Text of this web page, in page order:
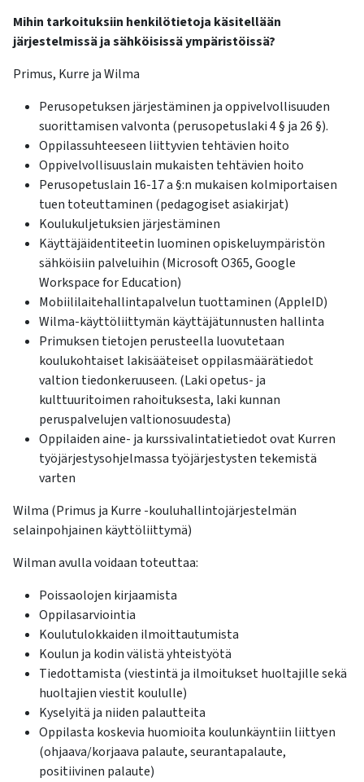
Mihin tarkoituksiin henkilötietoja käsitellään
järjestelmissä ja sähköisissä ympäristöissä?
Primus, Kurre ja Wilma
Perusopetuksen järjestäminen ja oppivelvollisuuden
suorittamisen valvonta (perusopetuslaki 4 § ja 26 §).
Oppilassuhteeseen liittyvien tehtävien hoito
Oppivelvollisuuslain mukaisten tehtävien hoito
Perusopetuslain 16-17 a §:n mukaisen kolmiportaisen
tuen toteuttaminen (pedagogiset asiakirjat)
Koulukuljetuksien järjestäminen
Käyttäjäidentiteetin luominen opiskeluympäristön
sähköisiin palveluihin (Microsoft O365, Google
Workspace for Education)
Mobiililaitehallintapalvelun tuottaminen (AppleID)
Wilma-käyttöliittymän käyttäjätunnusten hallinta
Primuksen tietojen perusteella luovutetaan
koulukohtaiset lakisääteiset oppilasmäärätiedot
valtion tiedonkeruuseen. (Laki opetus- ja
kulttuuritoimen rahoituksesta, laki kunnan
peruspalvelujen valtionosuudesta)
Oppilaiden aine- ja kurssivalintatietiedot ovat Kurren
työjärjestysohjelmassa työjärjestysten tekemistä
varten
Wilma (Primus ja Kurre -kouluhallintojärjestelmän
selainpohjainen käyttöliittymä)
Wilman avulla voidaan toteuttaa:
Poissaolojen kirjaamista
Oppilasarviointia
Koulutulokkaiden ilmoittautumista
Koulun ja kodin välistä yhteistyötä
Tiedottamista (viestintä ja ilmoitukset huoltajille sekä
huoltajien viestit koululle)
Kyselyitä ja niiden palautteita
Oppilasta koskevia huomioita koulunkäyntiin liittyen
(ohjaava/korjaava palaute, seurantapalaute,
positiivinen palaute)